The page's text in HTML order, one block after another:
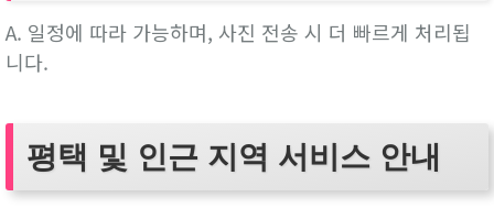
A. 일정에 따라 가능하며, 사진 전송 시 더 빠르게 처리됩
니다.
평택 및 인근 지역 서비스 안내